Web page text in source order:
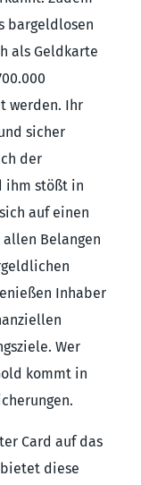
bargeldlosen
als Geldkarte
werden. Ihr
sicher
der
ihm stößt in
auf einen
Belangen
Inhaber
Wer
kommt in
Card auf das
diese